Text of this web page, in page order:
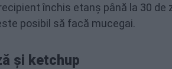
închis etanș până la 30 de
posibil să facă mucegai.
și ketchup